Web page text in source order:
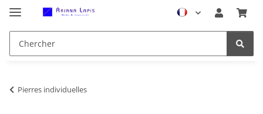
Pierres individuelles